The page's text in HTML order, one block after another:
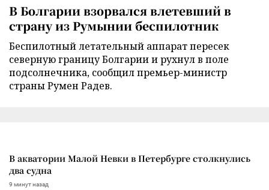
В Болгарии взорвался влетевший в
страну из Румынии беспилотник
Беспилотный летательный аппарат пересек
северную границу Болгарии и рухнул в поле
подсолнечника, сообщил премьер-министр
страны Румен Радев.
В акватории Малой Невки в Петербурге столкнулись
два судна
9 минут назад